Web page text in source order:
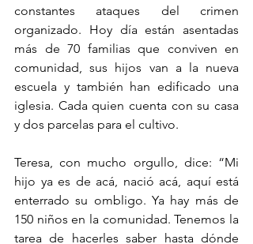
constantes ataques del crimen
organizado. Hoy día están asentadas
más de 70 familias que conviven en
comunidad, sus hijos van a la nueva
escuela y también han edificado una
iglesia. Cada quien cuenta con su casa
y dos parcelas para el cultivo.
Teresa, con mucho orgullo, dice: “Mi
hijo ya es de acá, nació acá, aquí está
enterrado su ombligo. Ya hay más de
150 niños en la comunidad. Tenemos la
tarea de hacerles saber hasta dónde